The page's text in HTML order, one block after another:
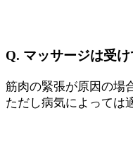
Q. マッサージは受
筋肉の緊張が原因の場
ただし病気によっては